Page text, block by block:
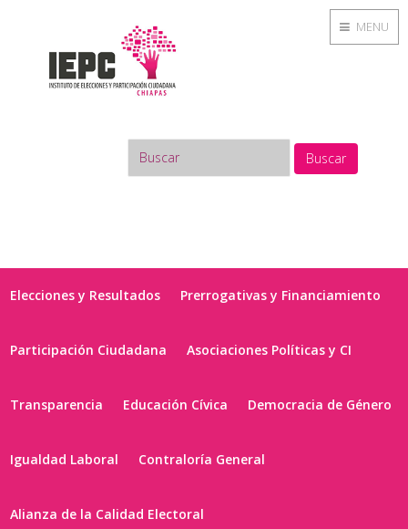
Buscar
Elecciones y Resultados Prerrogativas y Financiamiento
Participación Ciudadana Asociaciones Políticas y CI
Transparencia Educación Cívica Democracia de Género
Igualdad Laboral Contraloría General
Alianza de la Calidad Electoral
MENU